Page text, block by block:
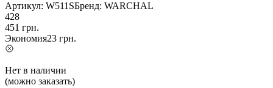
Артикул: W511SБренд: WARCHAL
428
451 грн.
Экономия23 грн.
Нет в наличии
(можно заказать)